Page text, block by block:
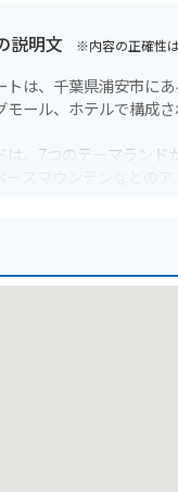
説明文 ※内容の正確性は
トは、千葉県浦安市に
ール、ホテルで構成さ
は、7つのテーマラン
ースマウンテンなどの
です。